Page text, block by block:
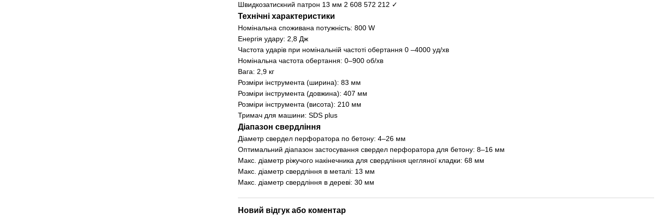
Швидкозатискний патрон 13 мм 2 608 572 212 ✓
Технічні характеристики
Номінальна споживана потужність: 800 W
Енергія удару: 2,8 Дж
Частота ударів при номінальній частоті обертання 0 –4000 уд/хв
Номінальна частота обертання: 0–900 об/хв
Вага: 2,9 кг
Розміри інструмента (ширина): 83 мм
Розміри інструмента (довжина): 407 мм
Розміри інструмента (висота): 210 мм
Тримач для машини: SDS plus
Діапазон свердління
Діаметр свердел перфоратора по бетону: 4–26 мм
Оптимальний діапазон застосування свердел перфоратора для бетону: 8–16 мм
Макс. діаметр ріжучого накінечника для свердління цегляної кладки: 68 мм
Макс. діаметр свердління в металі: 13 мм
Макс. діаметр свердління в дереві: 30 мм
Новий відгук або коментар